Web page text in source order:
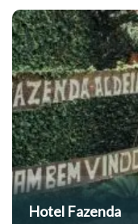
Hotel Fazenda